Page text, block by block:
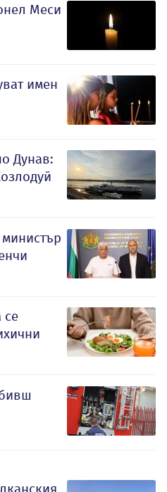
Меси
имен
Дунав:
се